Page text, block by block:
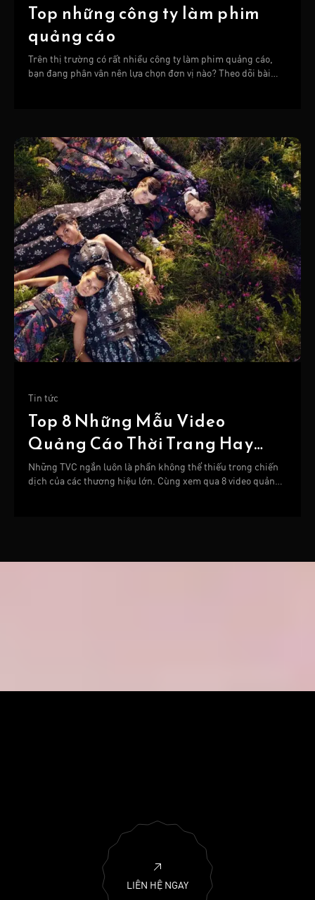
Top những công ty làm phim
quảng cáo
Trên thị trường có rất nhiều công ty làm phim quảng cáo,
bạn đang phân vân nên lựa chọn đơn vị nào? Theo dõi bài
Tin tức
Top 8 Những Mẫu Video
Quảng Cáo Thời Trang Hay
Nhất
Những TVC ngắn luôn là phần không thể thiếu trong chiến
dịch của các thương hiệu lớn. Cùng xem qua 8 video quảng
LIÊN HỆ NGAY